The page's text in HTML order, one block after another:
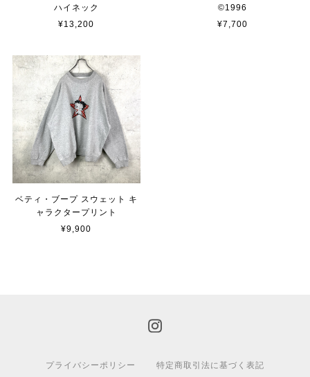
ハイネック
¥13,200
©︎1996
¥7,700
ベティ・ブープ スウェット キ
ャラクタープリント
¥9,900
プライバシーポリシー 特定商取引法に基づく表記